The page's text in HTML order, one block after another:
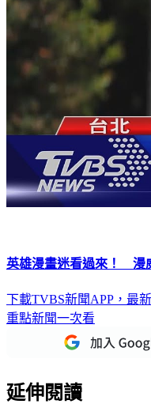
英雄漫畫迷看過來！ 漫
下載TVBS新聞APP，最
重點新聞一次看
延伸閱讀